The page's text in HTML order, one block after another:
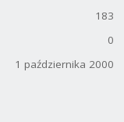
183
0
1 października 2000